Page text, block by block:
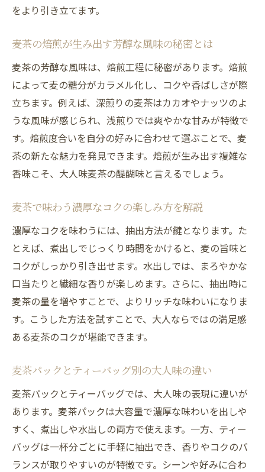
案
ある
麦茶の美味しさを引き出す抽出法ガイド
麦茶のコクを最大限に引き出す抽出のコツ
水出し麦茶と煮出し麦茶の風味の違いを探
る
麦茶ティーバッグ一杯分の美味しい淹れ方
麦茶パック500ml用で手軽に楽しむ大人味
麦茶パック選びで変わる抽出法のポイント
水分補給に適した麦茶の飲み方を探る
麦茶は水分補給として優秀な理由を徹底解
説
麦茶は水の代わりになるのか最新の知見紹
介
水分補給に麦茶がダメとされる理由と対策
麦茶の飲みすぎが健康に与える影響を解説
大人味麦茶で美味しく水分補給するコツ
麦茶ランキングで見つかる上質な味わい
麦茶美味しいランキングから大人味を厳選
麦茶ランキングペットボトルとパックの比
較
をより引き立てます。
麦茶の焙煎が生み出す芳醇な風味の秘密とは
麦茶の芳醇な風味は、焙煎工程に秘密があります。焙煎
によって麦の糖分がカラメル化し、コクや香ばしさが際
立ちます。例えば、深煎りの麦茶はカカオやナッツのよ
うな風味が感じられ、浅煎りでは爽やかな甘みが特徴で
す。焙煎度合いを自分の好みに合わせて選ぶことで、麦
茶の新たな魅力を発見できます。焙煎が生み出す複雑な
香味こそ、大人味麦茶の醍醐味と言えるでしょう。
麦茶で味わう濃厚なコクの楽しみ方を解説
濃厚なコクを味わうには、抽出方法が鍵となります。た
とえば、煮出しでじっくり時間をかけると、麦の旨味と
コクがしっかり引き出せます。水出しでは、まろやかな
口当たりと繊細な香りが楽しめます。さらに、抽出時に
麦茶の量を増やすことで、よりリッチな味わいになりま
す。こうした方法を試すことで、大人ならではの満足感
ある麦茶のコクが堪能できます。
麦茶パックとティーバッグ別の大人味の違い
麦茶パックとティーバッグでは、大人味の表現に違いが
あります。麦茶パックは大容量で濃厚な味わいを出しや
すく、煮出しや水出しの両方で使えます。一方、ティー
バッグは一杯分ごとに手軽に抽出でき、香りやコクのバ
ランスが取りやすいのが特徴です。シーンや好みに合わ